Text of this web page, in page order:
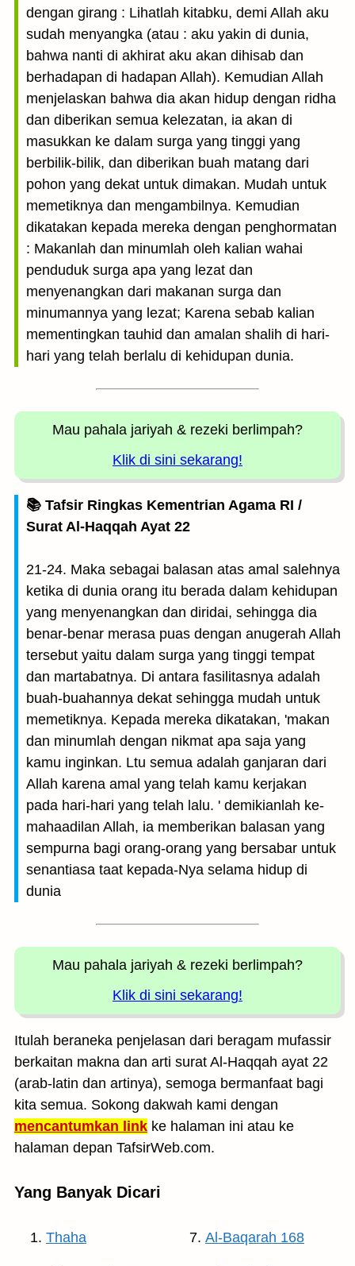
dengan girang : Lihatlah kitabku, demi Allah aku
sudah menyangka (atau : aku yakin di dunia,
bahwa nanti di akhirat aku akan dihisab dan
berhadapan di hadapan Allah). Kemudian Allah
menjelaskan bahwa dia akan hidup dengan ridha
dan diberikan semua kelezatan, ia akan di
masukkan ke dalam surga yang tinggi yang
berbilik-bilik, dan diberikan buah matang dari
pohon yang dekat untuk dimakan. Mudah untuk
memetiknya dan mengambilnya. Kemudian
dikatakan kepada mereka dengan penghormatan
: Makanlah dan minumlah oleh kalian wahai
penduduk surga apa yang lezat dan
menyenangkan dari makanan surga dan
minumannya yang lezat; Karena sebab kalian
mementingkan tauhid dan amalan shalih di hari-
hari yang telah berlalu di kehidupan dunia.
Mau pahala jariyah & rezeki berlimpah?
Klik di sini sekarang!
📚 Tafsir Ringkas Kementrian Agama RI /
Surat Al-Haqqah Ayat 22
21-24. Maka sebagai balasan atas amal salehnya
ketika di dunia orang itu berada dalam kehidupan
yang menyenangkan dan diridai, sehingga dia
benar-benar merasa puas dengan anugerah Allah
tersebut yaitu dalam surga yang tinggi tempat
dan martabatnya. Di antara fasilitasnya adalah
buah-buahannya dekat sehingga mudah untuk
memetiknya. Kepada mereka dikatakan, 'makan
dan minumlah dengan nikmat apa saja yang
kamu inginkan. Ltu semua adalah ganjaran dari
Allah karena amal yang telah kamu kerjakan
pada hari-hari yang telah lalu. ' demikianlah ke-
mahaadilan Allah, ia memberikan balasan yang
sempurna bagi orang-orang yang bersabar untuk
senantiasa taat kepada-Nya selama hidup di
dunia
Mau pahala jariyah & rezeki berlimpah?
Klik di sini sekarang!
Itulah beraneka penjelasan dari beragam mufassir
berkaitan makna dan arti surat Al-Haqqah ayat 22
(arab-latin dan artinya), semoga bermanfaat bagi
kita semua. Sokong dakwah kami dengan
mencantumkan link ke halaman ini atau ke
halaman depan TafsirWeb.com.
Yang Banyak Dicari
Thaha Al-Baqarah 168